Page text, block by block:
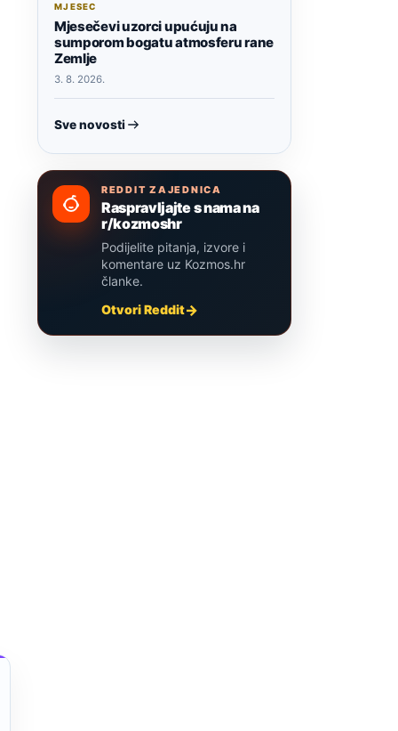
MJESEC
Mjesečevi uzorci upućuju na
sumporom bogatu atmosferu rane
Zemlje
3. 8. 2026.
Sve novosti
REDDIT ZAJEDNICA
Raspravljajte s nama na
r/kozmoshr
Podijelite pitanja, izvore i
komentare uz Kozmos.hr
članke.
Otvori Reddit